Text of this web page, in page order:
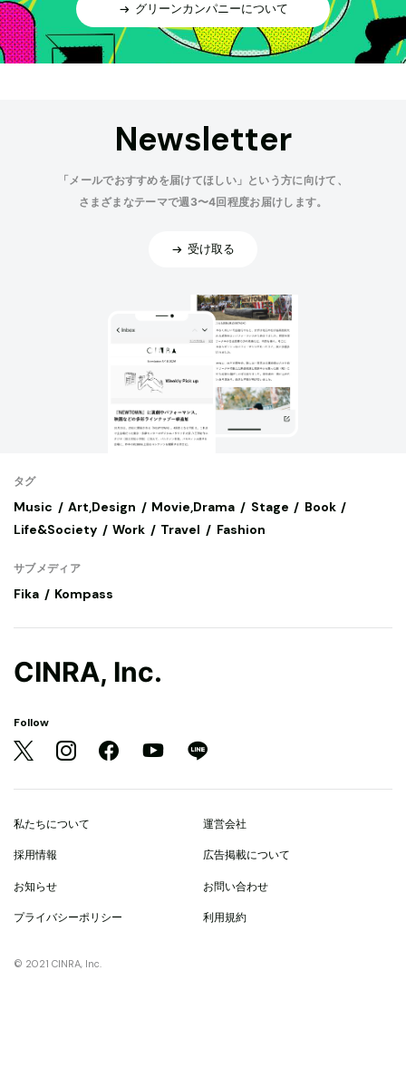
グリーンカンパニーについて
Newsletter
「メールでおすすめを届けてほしい」という方に向けて、
さまざまなテーマで週3〜4回程度お届けします。
受け取る
タグ
Music Art,Design Movie,Drama Stage
Book
Life&Society
Work Travel Fashion
サブメディア
Fika Kompass
CINRA, Inc.
Follow
私たちについて 運営会社
採用情報 広告掲載について
お知らせ お問い合わせ
プライバシーポリシー 利用規約
© 2021 CINRA, Inc.